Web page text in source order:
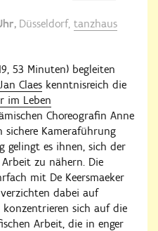
Düsseldorf, tanzhaus
53 Minuten) begleiten
Claes kenntnisreich die
im Leben
Choreografin Anne
sichere Kameraführung
gelingt es ihnen, sich der
Arbeit zu nähern. Die
mit De Keersmaeker
dabei auf
sich auf die
Arbeit, die in enger